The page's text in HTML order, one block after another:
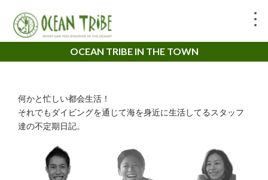
OCEAN TRIBE IN THE TOWN
何かと忙しい都会生活！
それでもダイビングを通じて海を身近に生活してるスタッフ
達の不定期日記。